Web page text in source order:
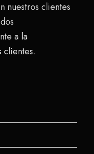
nuestros clientes
a la
clientes.